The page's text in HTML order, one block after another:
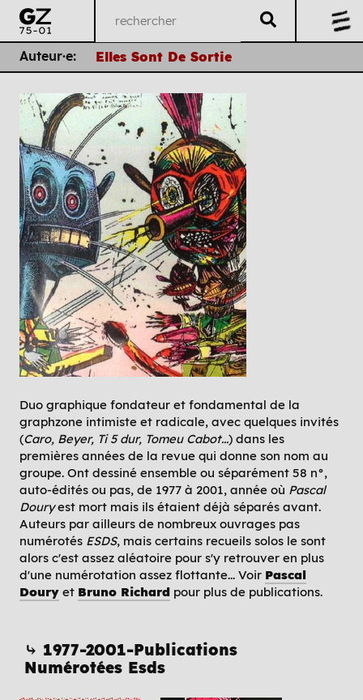
Auteur·e: Elles Sont De Sortie
Duo graphique fondateur et fondamental de la
graphzone intimiste et radicale, avec quelques invités
(Caro, Beyer, Ti 5 dur, Tomeu Cabot...) dans les
premières années de la revue qui donne son nom au
groupe. Ont dessiné ensemble ou séparément 58 n°,
auto-édités ou pas, de 1977 à 2001, année où Pascal
Douryest mort mais ils étaient déjà séparés avant.
Auteurs par ailleurs de nombreux ouvrages pas
numérotés ESDS, mais certains recueils solos le sont
alors c'est assez aléatoire pour s'y retrouver en plus
d'une numérotation assez flottante... Voir Pascal
Doury et Bruno Richard pour plus de publications.
⤷ 1977-2001-Publications
Numérotées Esds